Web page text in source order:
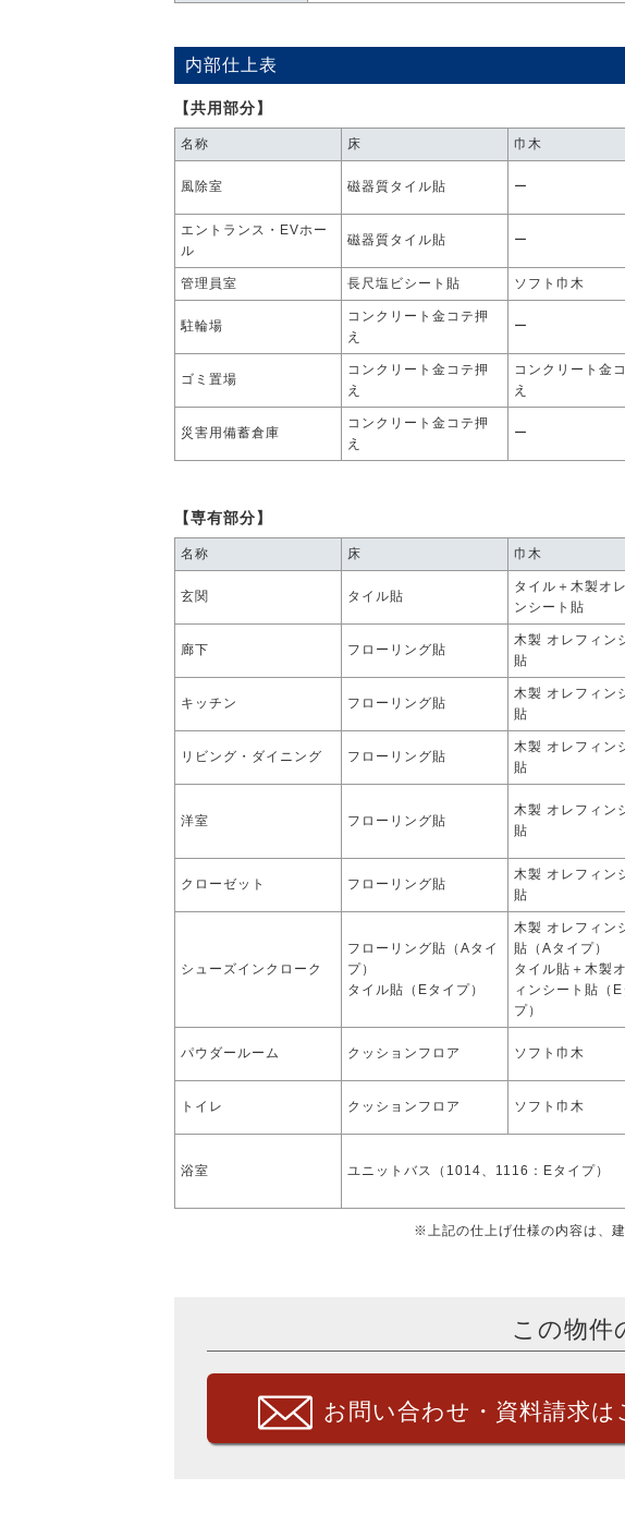
内部仕上表
【共用部分】
名称 床 巾木
風除室 磁器質タイル貼 ー
エントランス・EVホー
ル
磁器質タイル貼 ー
管理員室 長尺塩ビシート貼 ソフト巾木
駐輪場
コンクリート金コテ押
え
ー
ゴミ置場
コンクリート金コテ押
え
コンクリート金
え
災害用備蓄倉庫
コンクリート金コテ押
え
ー
【専有部分】
名称 床 巾木
玄関 タイル貼
タイル＋木製オ
ンシート貼
廊下 フローリング貼
木製 オレフィン
貼
キッチン フローリング貼
木製 オレフィン
貼
リビング・ダイニング フローリング貼
木製 オレフィン
貼
洋室 フローリング貼
木製 オレフィン
貼
クローゼット フローリング貼
木製 オレフィン
貼
シューズインクローク
フローリング貼（Aタイ
プ）
タイル貼（Eタイプ）
木製 オレフィン
貼（Aタイプ）
タイル貼＋木製
ィンシート貼（E
プ）
パウダールーム クッションフロア ソフト巾木
トイレ クッションフロア ソフト巾木
浴室 ユニットバス（1014、1116：Eタイプ）
※上記の仕上げ仕様の内容は、
この物件
お問い合わせ・資料請求は